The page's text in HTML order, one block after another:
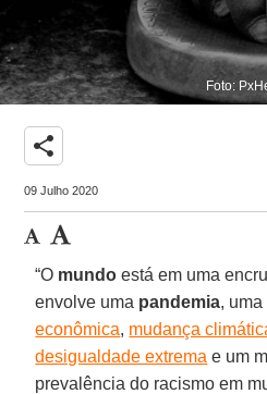
Foto:
share
09 Julho 2020
“O mundo está em uma
envolve uma pandemia,
econômica, mudança
desigualdade extrema e um
prevalência do racismo em